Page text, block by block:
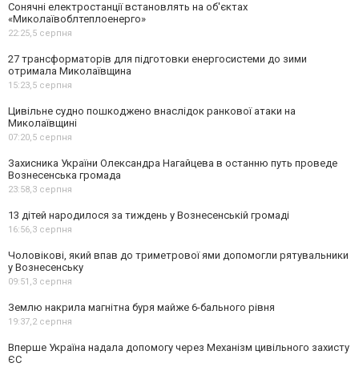
Сонячні електростанції встановлять на об'єктах
«Миколаївоблтеплоенерго»
22:25,5 серпня
27 трансформаторів для підготовки енергосистеми до зими
отримала Миколаївщина
15:23,5 серпня
Цивільне судно пошкоджено внаслідок ранкової атаки на
Миколаївщині
07:20,5 серпня
Захисника України Олександра Нагайцева в останню путь проведе
Вознесенська громада
23:58,3 серпня
13 дітей народилося за тиждень у Вознесенській громаді
16:56,3 серпня
Чоловікові, який впав до триметрової ями допомогли рятувальники
у Вознесенську
09:51,3 серпня
Землю накрила магнітна буря майже 6-бального рівня
19:37,2 серпня
Вперше Україна надала допомогу через Механізм цивільного захисту
ЄС